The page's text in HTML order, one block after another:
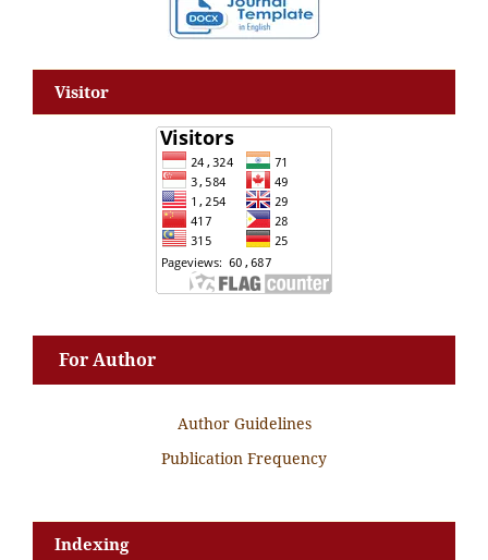
Visitor
For Author
Author Guidelines
Publication Frequency
Indexing